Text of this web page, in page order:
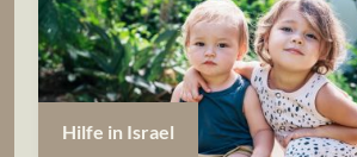
Hilfe in Israel